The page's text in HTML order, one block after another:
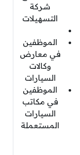
شركة
التسهيلات
الموظفين
في معارض
وكالات
السيارات
الموظفين
في مكاتب
السيارات
المستعملة